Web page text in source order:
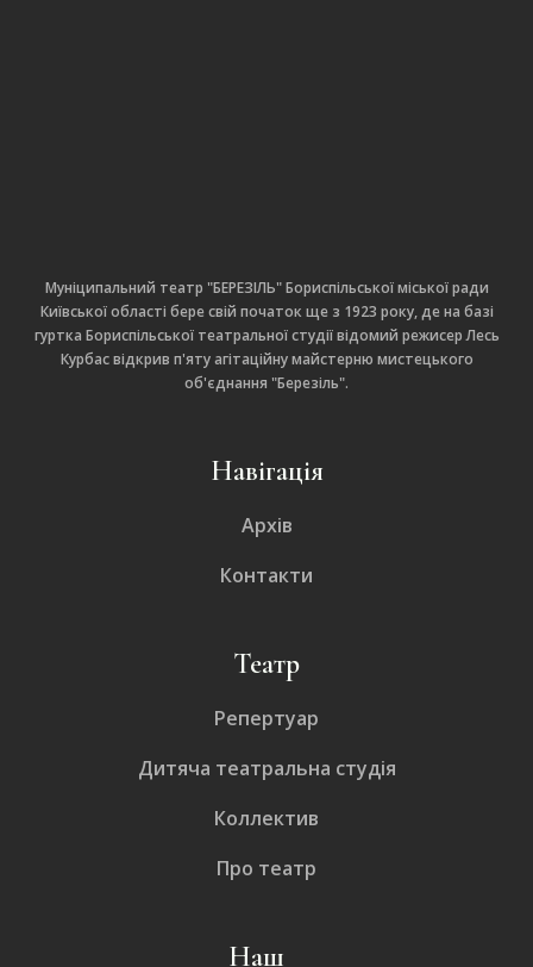
Муніципальний театр "БЕРЕЗІЛЬ" Бориспільської міської ради
Київської області бере свій початок ще з 1923 року, де на базі
гуртка Бориспільської театральної студії відомий режисер Лесь
Курбас відкрив п'яту агітаційну майстерню мистецького
об'єднання "Березіль".
Навігація
Архів
Контакти
Театр
Репертуар
Дитяча театральна студія
Коллектив
Про театр
Наш